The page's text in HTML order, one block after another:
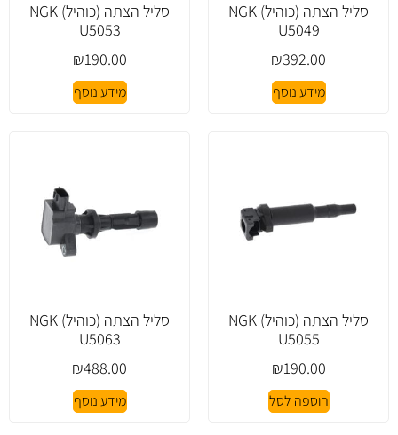
סליל הצתה (כוהיל) NGK
U5049
₪392.00
מידע נוסף
סליל הצתה (כוהיל) NGK
U5053
₪190.00
מידע נוסף
סליל הצתה (כוהיל) NGK
U5055
₪190.00
הוספה לסל
סליל הצתה (כוהיל) NGK
U5063
₪488.00
מידע נוסף